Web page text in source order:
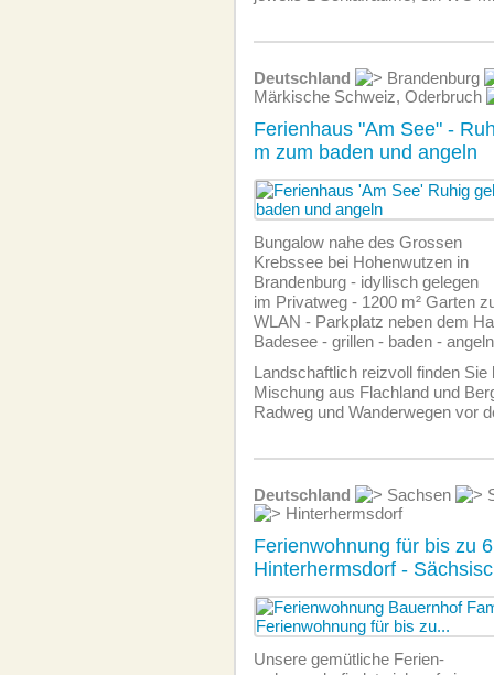
Deutschland
Brandenburg
Märkische Schweiz, Oderbruch
Ferienhaus "Am See" -
m zum baden und angeln
Bungalow nahe des Grossen
Krebssee bei Hohenwutzen in
Brandenburg - idyllisch gelegen
im Privatweg - 1200 m² Garten
WLAN - Parkplatz neben dem
Badesee - grillen - baden - angeln
Landschaftlich reizvoll finden Sie
Mischung aus Flachland und
Radweg und Wanderwegen vor
Deutschland Sachsen
Hinterhermsdorf
Ferienwohnung für bis zu
Hinterhermsdorf -
Unsere gemütliche Ferien­